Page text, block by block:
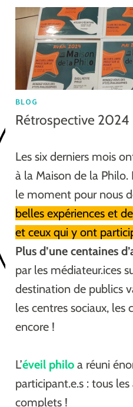
BLOG
Rétrospective 2024
Les six derniers mois
à la Maison de la Philo.
le moment pour nous
belles expériences et
et ceux qui y ont
Plus d’une centaines
par les médiateur.ices
destination de publics
les centres sociaux, les
encore !
L’éveil philo a réuni
participant.e.s : tous
complets !